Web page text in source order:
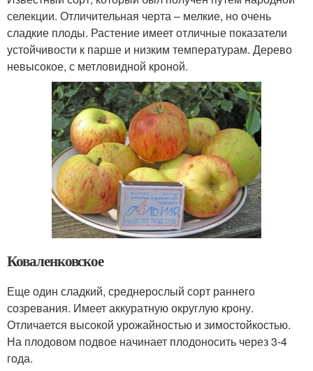
селекции. Отличительная черта – мелкие, но очень
сладкие плоды. Растение имеет отличные показатели
устойчивости к парше и низким температурам. Дерево
невысокое, с метловидной кроной.
Коваленковское
Еще один сладкий, среднерослый сорт раннего
созревания. Имеет аккуратную округлую крону.
Отличается высокой урожайностью и зимостойкостью.
На плодовом подвое начинает плодоносить через 3-4
года.